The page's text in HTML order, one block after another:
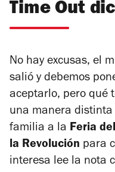
Time Out
No hay excusas, el
salió y debemos
aceptarlo, pero qué
una manera distinta
familia a la Feria
la Revolución para
interesa lee la nota